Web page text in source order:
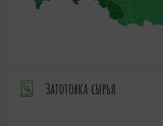
Заготовка сырья